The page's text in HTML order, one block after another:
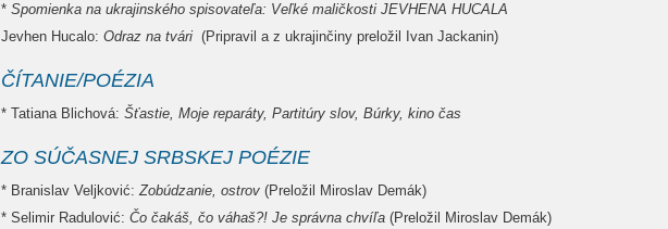
* Spomienka na ukrajinského spisovateľa: Veľké maličkosti JEVHENA HUCALA
Jevhen Hucalo: Odraz na tvári (Pripravil a z ukrajinčiny preložil Ivan Jackanin)
ČÍTANIE/POÉZIA
* Tatiana Blichová: Šťastie, Moje reparáty, Partitúry slov, Búrky, kino čas
ZO SÚČASNEJ SRBSKEJ POÉZIE
* Branislav Veljković:Zobúdzanie, ostrov (Preložil Miroslav Demák)
* Selimir Radulović: Čo čakáš, čo váhaš?! Je správna chvíľa (Preložil Miroslav Demák)